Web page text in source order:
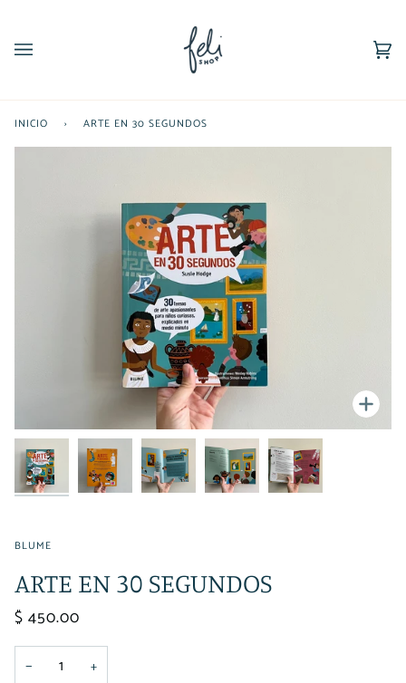
(0)
INICIO › ARTE EN 30 SEGUNDOS
BLUME
ARTE EN 30 SEGUNDOS
$ 450.00
− +